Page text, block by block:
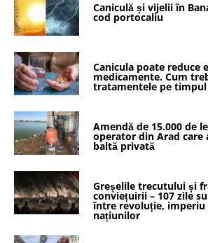
Caniculă și vijelii în
cod portocaliu
Canicula poate reduce
medicamente. Cum
tratamentele pe
Amendă de 15.000 de
operator din Arad care
baltă privată
Greșelile trecutului și
conviețuirii – 107 zile
între revoluție, imperiu
națiunilor